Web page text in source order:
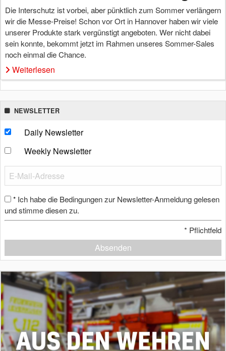
Die Interschutz ist vorbei, aber pünktlich zum Sommer verlängern
wir die Messe-Preise! Schon vor Ort in Hannover haben wir viele
unserer Produkte stark vergünstigt angeboten. Wer nicht dabei
sein konnte, bekommt jetzt im Rahmen unseres Sommer-Sales
noch einmal die Chance.
Weiterlesen
NEWSLETTER
Daily Newsletter
Weekly Newsletter
* Ich habe die Bedingungen zur Newsletter-Anmeldung gelesen
und stimme diesen zu.
* Pflichtfeld
Absenden